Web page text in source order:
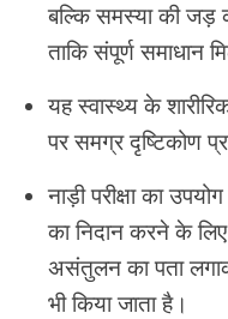
बल्कि समस्या की जड़
ताकि संपूर्ण समाधान
यह स्वास्थ्य के
पर समग्र दृष्टिकोण
नाड़ी परीक्षा का
का निदान करने के लिए
असंतुलन का पता
भी किया जाता है।